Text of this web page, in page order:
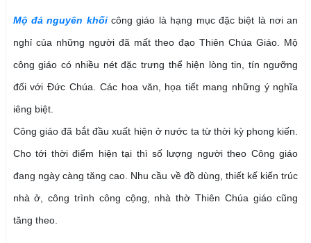
Mộ đá nguyên khốicông giáo là hạng mục đặc biệt là nơi an
nghỉ của những người đã mất theo đạo Thiên Chúa Giáo. Mộ
công giáo có nhiều nét đặc trưng thể hiện lòng tin, tín ngưỡng
đối với Đức Chúa. Các hoa văn, họa tiết mang những ý nghĩa
iêng biệt.
Công giáo đã bắt đầu xuất hiện ở nước ta từ thời kỳ phong kiến.
Cho tới thời điểm hiện tại thì số lượng người theo Công giáo
đang ngày càng tăng cao. Nhu cầu về đồ dùng, thiết kế kiến trúc
nhà ở, công trình công cộng, nhà thờ Thiên Chúa giáo cũng
tăng theo.